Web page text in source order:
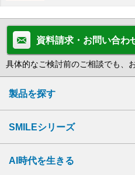
資料請求・お問い合わ
具体的なご検討前のご相談でも、
製品を探す
SMILEシリーズ
AI時代を生きる